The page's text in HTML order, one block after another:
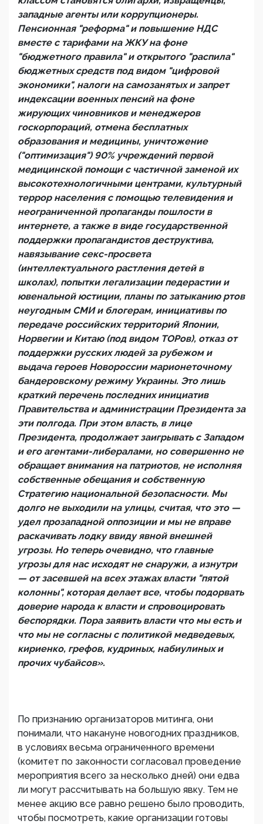
западные агенты или коррупционеры.
Пенсионная "реформа" и повышение НДС
вместе с тарифами на ЖКУ на фоне
"бюджетного правила" и открытого "распила"
бюджетных средств под видом "цифровой
экономики", налоги на самозанятых и запрет
индексации военных пенсий на фоне
жирующих чиновников и менеджеров
госкорпораций, отмена бесплатных
образования и медицины, уничтожение
("оптимизация") 90% учреждений первой
медицинской помощи с частичной заменой их
высокотехнологичными центрами, культурный
террор населения с помощью телевидения и
неограниченной пропаганды пошлости в
интернете, а также в виде государственной
поддержки пропагандистов деструктива,
навязывание секс-просвета
(интеллектуального растления детей в
школах), попытки легализации педерастии и
ювенальной юстиции, планы по затыканию ртов
неугодным СМИ и блогерам, инициативы по
передаче российских территорий Японии,
Норвегии и Китаю (под видом ТОРов), отказ от
поддержки русских людей за рубежом и
выдача героев Новороссии марионеточному
бандеровскому режиму Украины. Это лишь
краткий перечень последних инициатив
Правительства и администрации Президента за
эти полгода. При этом власть, в лице
Президента, продолжает заигрывать с Западом
и его агентами-либералами, но совершенно не
обращает внимания на патриотов, не исполняя
собственные обещания и собственную
Стратегию национальной безопасности. Мы
долго не выходили на улицы, считая, что это —
удел прозападной оппозиции и мы не вправе
раскачивать лодку ввиду явной внешней
угрозы. Но теперь очевидно, что главные
угрозы для нас исходят не снаружи, а изнутри
— от засевшей на всех этажах власти "пятой
колонны", которая делает все, чтобы подорвать
доверие народа к власти и спровоцировать
беспорядки. Пора заявить власти что мы есть и
что мы не согласны с политикой медведевых,
кириенко, грефов, кудриных, набиулиных и
прочих чубайсов».
По признанию организаторов митинга, они
понимали, что накануне новогодних праздников,
в условиях весьма ограниченного времени
(комитет по законности согласовал проведение
мероприятия всего за несколько дней) они едва
ли могут рассчитывать на большую явку. Тем не
менее акцию все равно решено было проводить,
чтобы посмотреть, какие организации готовы